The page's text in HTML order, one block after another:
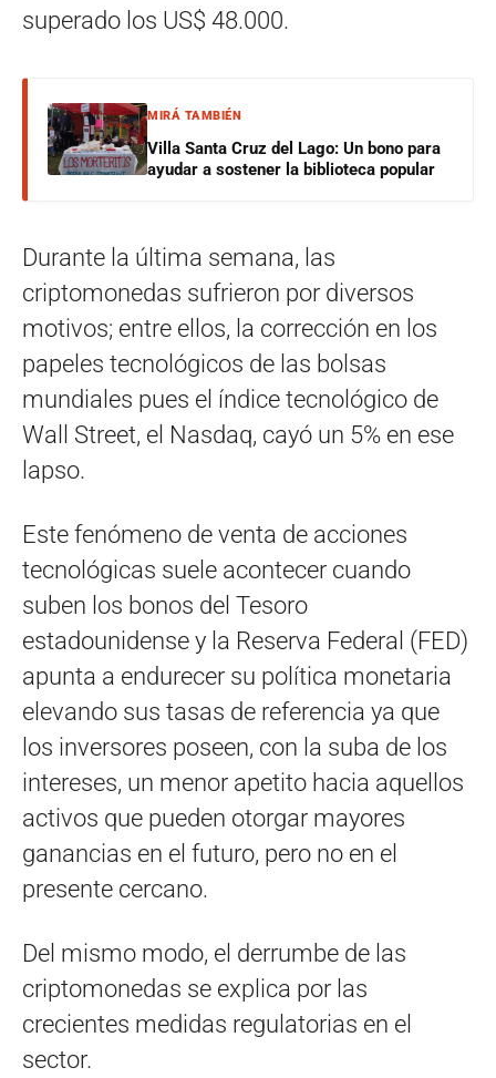
superado los US$ 48.000.
MIRÁ TAMBIÉN
Villa Santa Cruz del Lago: Un bono para
ayudar a sostener la biblioteca popular
Durante la última semana, las
criptomonedas sufrieron por diversos
motivos; entre ellos, la corrección en los
papeles tecnológicos de las bolsas
mundiales pues el índice tecnológico de
Wall Street, el Nasdaq, cayó un 5% en ese
lapso.
Este fenómeno de venta de acciones
tecnológicas suele acontecer cuando
suben los bonos del Tesoro
estadounidense y la Reserva Federal (FED)
apunta a endurecer su política monetaria
elevando sus tasas de referencia ya que
los inversores poseen, con la suba de los
intereses, un menor apetito hacia aquellos
activos que pueden otorgar mayores
ganancias en el futuro, pero no en el
presente cercano.
Del mismo modo, el derrumbe de las
criptomonedas se explica por las
crecientes medidas regulatorias en el
sector.